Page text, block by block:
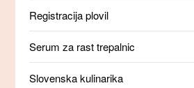
Registracija plovil
Serum za rast trepalnic
Slovenska kulinarika